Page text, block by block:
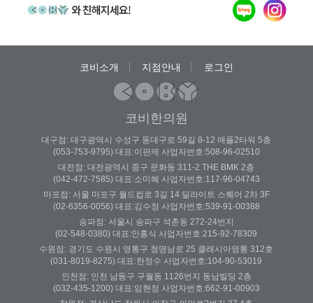
코비소개 지점안내 로그인
코비한의원
대구점: 대구광역시 수성구 동대구로 59길 8-12 애플2타워 5층
(053-753-9795) 대표:이판제 사업자번호:508-96-02510
대전점: 대전광역시 중구 문화동 311-2 THE BMK 2층
(042-472-7585) 대표:소미혜 사업자번호:117-96-04743
마포점: 서울 마포구 월드컵로 3길 14 딜라이트 스퀘어 2차 3F
(02-6356-0056) 대표:김수정 사업자번호:539-91-00388
송파점: 서울시 송파구 석촌동 272-24번지
(02-548-0380) 대표:안홍식 사업자번호:215-92-78309
수원점: 경기도 수원시 영통구 청명남로 25 클래시아영통 312호
(031-8019-8275) 대표:한정수 사업자번호:104-90-53019
인천점: 인천 남동구 구월동 1126번지 동남빌딩 2층
(032-435-1200) 대표:임현정 사업자번호:662-91-00903